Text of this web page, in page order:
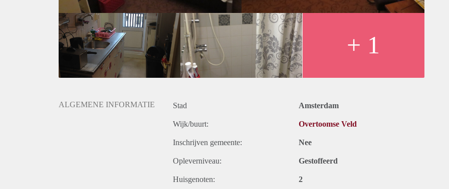
+ 1
ALGEMENE INFORMATIE Stad Amsterdam
Wijk/buurt: Overtoomse Veld
Inschrijven gemeente: Nee
Opleverniveau: Gestoffeerd
Huisgenoten: 2